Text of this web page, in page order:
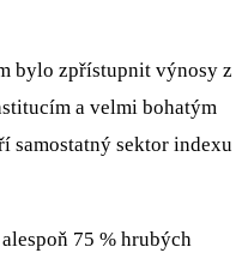
bylo zpřístupnit výnosy z
a velmi bohatým
samostatný sektor indexu
75 % hrubých